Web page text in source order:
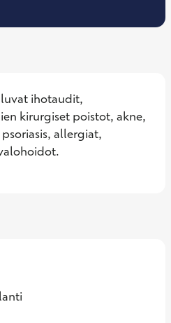
ihotaudit,
kirurgiset poistot, akne,
allergiat,